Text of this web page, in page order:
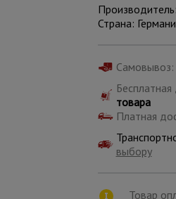
Страна:
Самовывоз:
товара
Платная
выбору
Товар